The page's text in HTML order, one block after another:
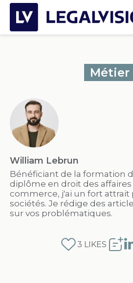
Métier
William Lebrun
Bénéficiant de la formation
diplôme en droit des
commerce, j'ai un fort attrait
sociétés. Je rédige des
sur vos problématiques.
3 LIKES